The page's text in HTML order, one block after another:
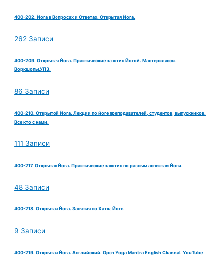
400-202. Йога в Вопросах и Ответах. Открытая Йога.
262 Записи
400-209. Открытая Йога. Практические занятия Йогой. Мастерклассы.
Воркшопы.УПЗ.
86 Записи
400-210. Открытой Йога. Лекции по йоге преподавателей, студентов, выпускников.
Все кто с нами.
111 Записи
400-217. Открытая Йога. Практические занятия по разным аспектам Йоги.
48 Записи
400-218. Открытая Йога. Занятия по Хатха Йоге.
9 Записи
400-219. Открытая Йога. Английский. Open Yoga Mantra English Channal. YouTube